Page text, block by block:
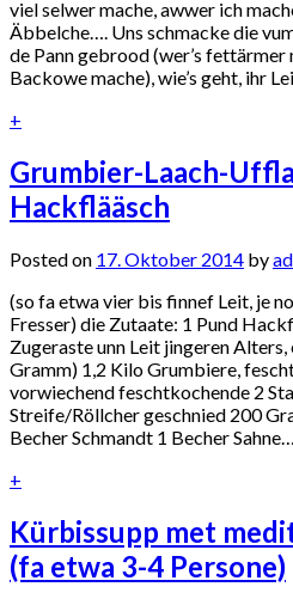
viel selwer mache, awwer ich
Äbbelche…. Uns schmacke die
de Pann gebrood (wer’s fettärmer
Backowe mache), wie’s geht, ihr
+
Grumbier-Laach-
Hackflääsch
Posted on 17. Oktober 2014 by
(so fa etwa vier bis finnef Leit, je
Fresser) die Zutaate: 1 Pund
Zugeraste unn Leit jingeren
Gramm) 1,2 Kilo Grumbiere,
vorwiechend feschtkochende 2
Streife/Röllcher geschnied 200
Becher Schmandt 1 Becher Sahne…
+
Kürbissupp met
(fa etwa 3-4 Persone)